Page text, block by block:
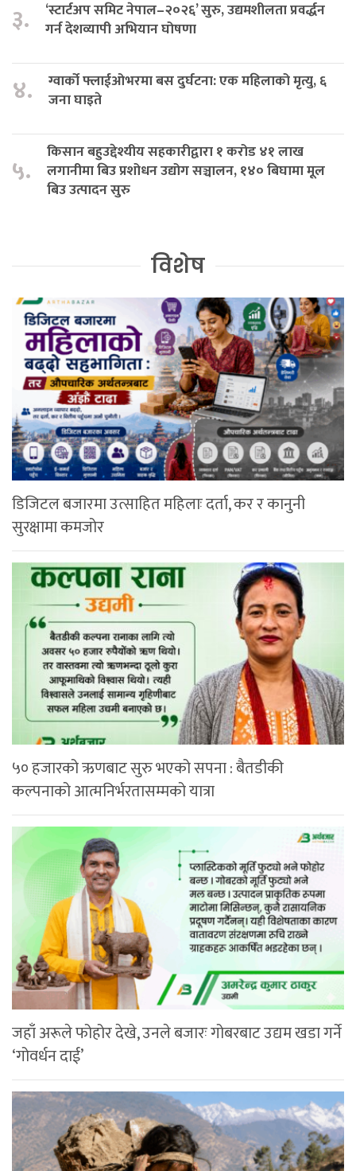
३.
‘स्टार्टअप समिट नेपाल–२०२६’ सुरु, उद्यमशीलता प्रवर्द्धन
गर्न देशव्यापी अभियान घोषणा
४.
ग्वार्को फ्लाईओभरमा बस दुर्घटना: एक महिलाको मृत्यु, ६
जना घाइते
५.
किसान बहुउद्देश्यीय सहकारीद्वारा १ करोड ४१ लाख
लगानीमा बिउ प्रशोधन उद्योग सञ्चालन, १४० बिघामा मूल
बिउ उत्पादन सुरु
विशेष
डिजिटल बजारमा उत्साहित महिलाः दर्ता, कर र कानुनी
सुरक्षामा कमजोर
५० हजारको ऋणबाट सुरु भएको सपना : बैतडीकी
कल्पनाको आत्मनिर्भरतासम्मको यात्रा
जहाँ अरूले फोहोर देखे, उनले बजारः गोबरबाट उद्यम खडा गर्ने
‘गोवर्धन दाई’